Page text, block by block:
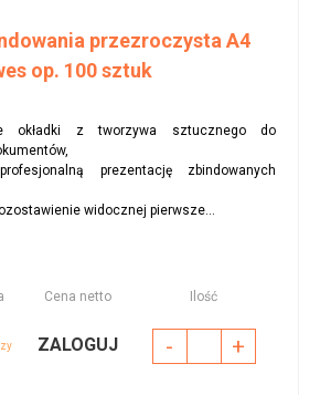
przezroczysta A4
op. 100 sztuk
okładki z tworzywa sztucznego do
prezentację zbindowanych
widocznej pierwsze...
Cena netto Ilość
ZALOGUJ - +